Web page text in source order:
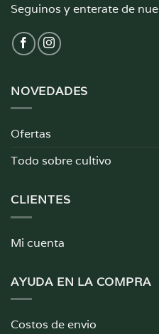
Seguinos y enterate de
NOVEDADES
Ofertas
Todo sobre cultivo
CLIENTES
Mi cuenta
AYUDA EN LA COMPRA
Costos de envio